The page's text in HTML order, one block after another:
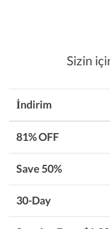
Sizin
İndirim
81% OFF
Save 50%
30-Day